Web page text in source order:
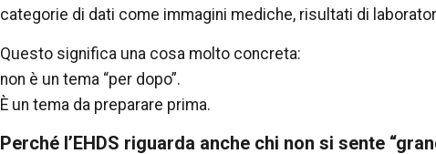
categorie di dati come immagini mediche, risultati di
Questo significa una cosa molto concreta:
non è un tema “per dopo”.
È un tema da preparare prima.
Perché l’EHDS riguarda anche chi non si sente